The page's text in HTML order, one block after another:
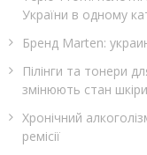
України в одному
Бренд Marten:
Пілінги та тонери
змінюють стан шкіри
Хронічний
ремісії